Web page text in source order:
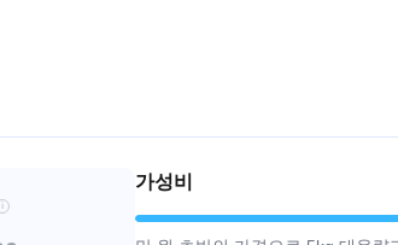
i
가성비